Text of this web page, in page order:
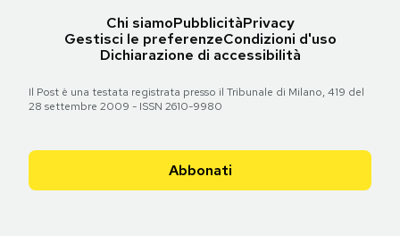
Chi siamoPubblicitàPrivacy
Gestisci le preferenzeCondizioni d'uso
Dichiarazione di accessibilità
Il Post è una testata registrata presso il Tribunale di Milano, 419 del
28 settembre 2009 - ISSN 2610-9980
Abbonati